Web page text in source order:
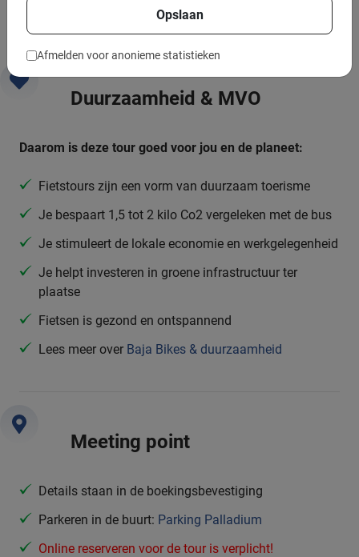
Opslaan
Afmelden voor anonieme statistieken
Duurzaamheid & MVO
Daarom is deze tour goed voor jou en de planeet:
Fietstours zijn een vorm van duurzaam toerisme
Je bespaart 1,5 tot 2 kilo Co2 vergeleken met de bus
Je stimuleert de lokale economie en werkgelegenheid
Je helpt investeren in groene infrastructuur ter
plaatse
Fietsen is gezond en ontspannend
Lees meer over Baja Bikes & duurzaamheid
Meeting point
Details staan in de boekingsbevestiging
Parkeren in de buurt: Parking Palladium
Online reserveren voor de tour is verplicht!